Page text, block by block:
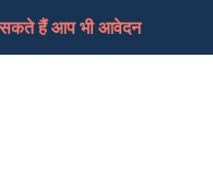
सकते हैं आप भी आवेदन